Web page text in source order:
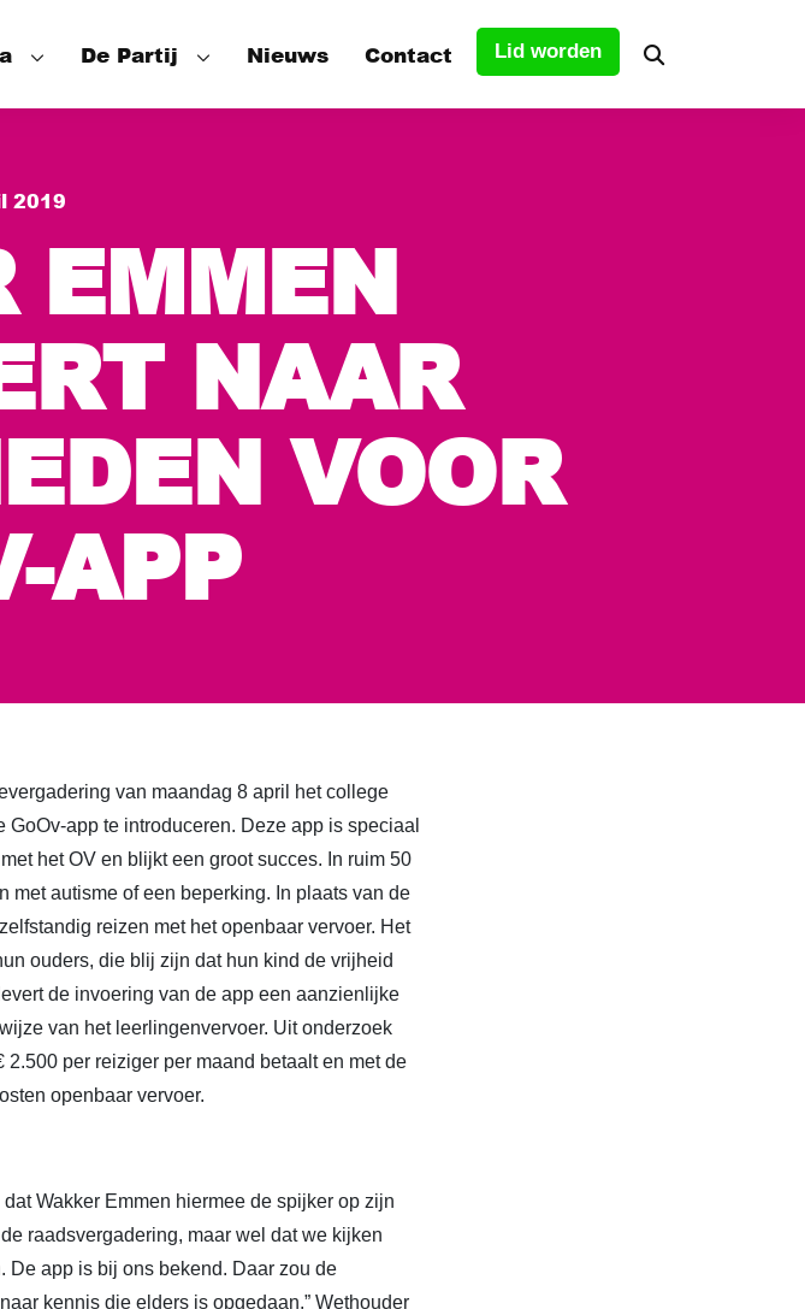
De Partij
De Fractie
De Wethouders
Nieuws Contact Lid worden
2019
EMMEN
NAAR
VOOR
APP
van maandag 8 april het college
app te introduceren. Deze app is speciaal
het OV en blijkt een groot succes. In ruim 50
met autisme of een beperking. In plaats van de
reizen met het openbaar vervoer. Het
ouders, die blij zijn dat hun kind de vrijheid
de invoering van de app een aanzienlijke
van het leerlingenvervoer. Uit onderzoek
per reiziger per maand betaalt en met de
openbaar vervoer.
Wakker Emmen hiermee de spijker op zijn
raadsvergadering, maar wel dat we kijken
De app is bij ons bekend. Daar zou de
kennis die elders is opgedaan.” Wethouder